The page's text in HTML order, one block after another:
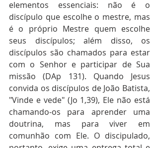
elementos essenciais: não é o
discípulo que escolhe o mestre, mas
é o próprio Mestre quem escolhe
seus discípulos; além disso, os
discípulos são chamados para estar
com o Senhor e participar de Sua
missão (DAp 131). Quando Jesus
convida os discípulos de João Batista,
"Vinde e vede" (Jo 1,39), Ele não está
chamando-os para aprender uma
doutrina, mas para viver em
comunhão com Ele. O discipulado,